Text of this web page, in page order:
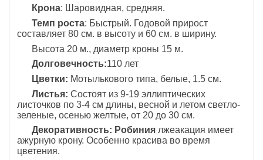
Крона: Шаровидная, средняя.
Темп роста: Быстрый. Годовой прирост
составляет 80 см. в высоту и 60 см. в ширину.
Высота 20 м., диаметр кроны 15 м.
Долговечность:110 лет
Цветки: Мотылькового типа, белые, 1.5 см.
Листья: Состоят из 9-19 эллиптических
листочков по 3-4 см длины, весной и летом светло-
зеленые, осенью желтые, от 20 до 30 см.
Декоративность: Робиния лжеакация имеет
ажурную крону. Особенно красива во время
цветения.